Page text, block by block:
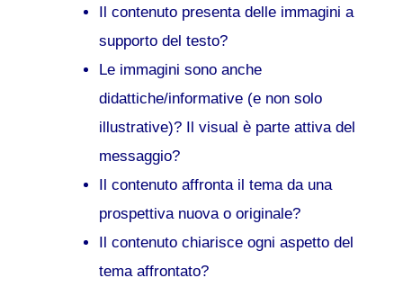
Il contenuto presenta delle immagini a
supporto del testo?
Le immagini sono anche
didattiche/informative (e non solo
illustrative)? Il visual è parte attiva del
messaggio?
Il contenuto affronta il tema da una
prospettiva nuova o originale?
Il contenuto chiarisce ogni aspetto del
tema affrontato?